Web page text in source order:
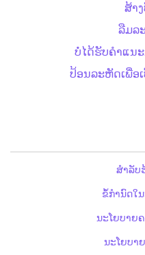
ສ້າ
ລືມລ
ບໍ່ໄດ້ຮັບຄຳແນ
ປ້ອນລະຫັດເພື່ອ
ສຳລັບ
ຂໍ້ກຳນົດໃ
ນະໂຍບາຍ
ນະໂຍບາ